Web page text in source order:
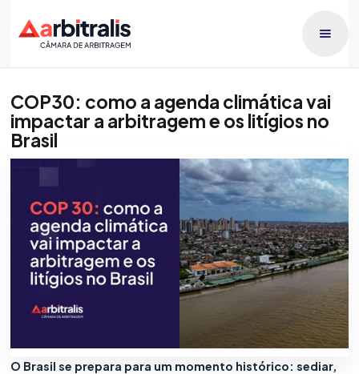
COP30: como a agenda climática vai
impactar a arbitragem e os litígios no
Brasil
Publicado dia
22/10/2025
O Brasil se prepara para um momento histórico: sediar,